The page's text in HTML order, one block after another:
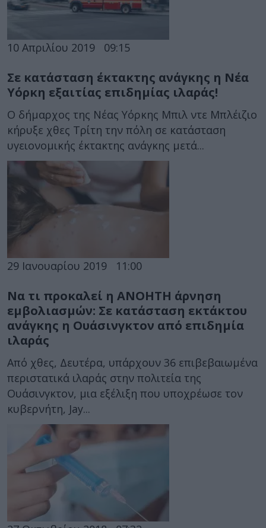
10 Απριλίου 2019 09:15
Σε κατάσταση έκτακτης ανάγκης η Νέα
Υόρκη εξαιτίας επιδημίας ιλαράς!
Ο δήμαρχος της Νέας Υόρκης Μπιλ ντε Μπλέιζιο
κήρυξε χθες Τρίτη την πόλη σε κατάσταση
υγειονομικής έκτακτης ανάγκης μετά...
29 Ιανουαρίου 2019 11:00
Να τι προκαλεί η ΑΝΟΗΤΗ άρνηση
εμβολιασμών: Σε κατάσταση εκτάκτου
ανάγκης η Ουάσινγκτον από επιδημία
ιλαράς
Από χθες, Δευτέρα, υπάρχουν 36 επιβεβαιωμένα
περιστατικά ιλαράς στην πολιτεία της
Ουάσινγκτον, μια εξέλιξη που υποχρέωσε τον
κυβερνήτη, Jay...